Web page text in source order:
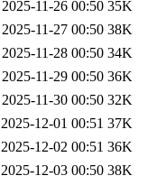
2025-11-26 00:50 35K
2025-11-27 00:50 38K
2025-11-28 00:50 34K
2025-11-29 00:50 36K
2025-11-30 00:50 32K
2025-12-01 00:51 37K
2025-12-02 00:51 36K
2025-12-03 00:50 38K